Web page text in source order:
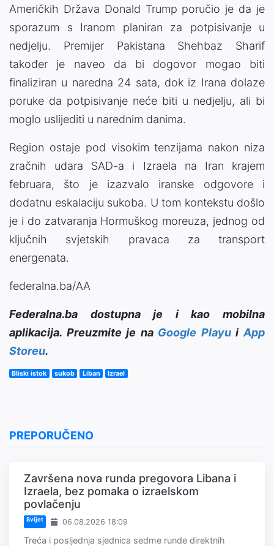
Američkih Država Donald Trump poručio je da je
sporazum s Iranom planiran za potpisivanje u
nedjelju. Premijer Pakistana Shehbaz Sharif
također je naveo da bi dogovor mogao biti
finaliziran u naredna 24 sata, dok iz Irana dolaze
poruke da potpisivanje neće biti u nedjelju, ali bi
moglo uslijediti u narednim danima.
Region ostaje pod visokim tenzijama nakon niza
zračnih udara SAD-a i Izraela na Iran krajem
februara, što je izazvalo iranske odgovore i
dodatnu eskalaciju sukoba. U tom kontekstu došlo
je i do zatvaranja Hormuškog moreuza, jednog od
ključnih svjetskih pravaca za transport
energenata.
federalna.ba/AA
Federalna.ba dostupna je i kao mobilna
aplikacija. Preuzmite je na Google PlayuiApp
Storeu.
Bliski istok sukob Liban Izrael
PREPORUČENO
Završena nova runda pregovora Libana i
Izraela, bez pomaka o izraelskom
povlačenju
Svijet 06.08.2026 18:09
Treća i posljednja sjednica sedme runde direktnih